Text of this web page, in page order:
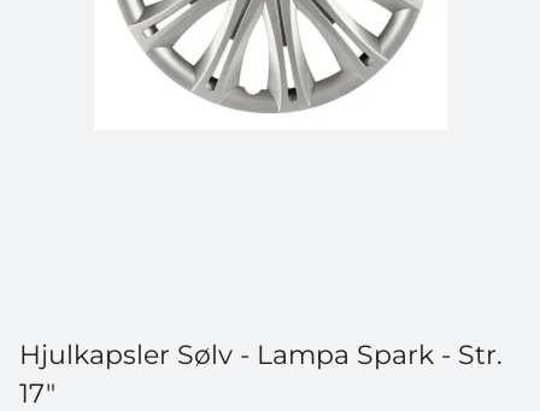
Hjulkapsler Sølv - Lampa Spark - Str.
17"